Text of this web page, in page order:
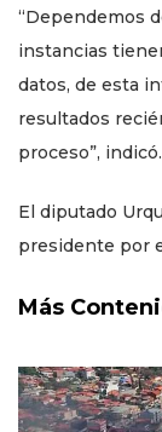
“Dependemos
instancias
datos, de esta
resultados
proceso”, indicó.
El diputado
presidente por
Más